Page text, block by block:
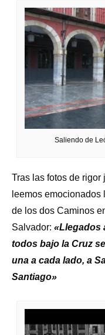
Saliendo de
Tras las fotos de rigor
leemos
de los dos Caminos
Salvador: «Llegados
todos bajo la Cruz
una a cada lado, a
Santiago»